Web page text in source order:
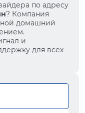
по адресу
? Компания
домашний
и
для всех